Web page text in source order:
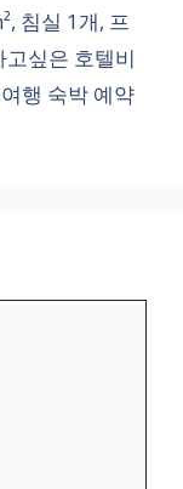
침실 1개, 프
싶은 호텔비
행 숙박 예약